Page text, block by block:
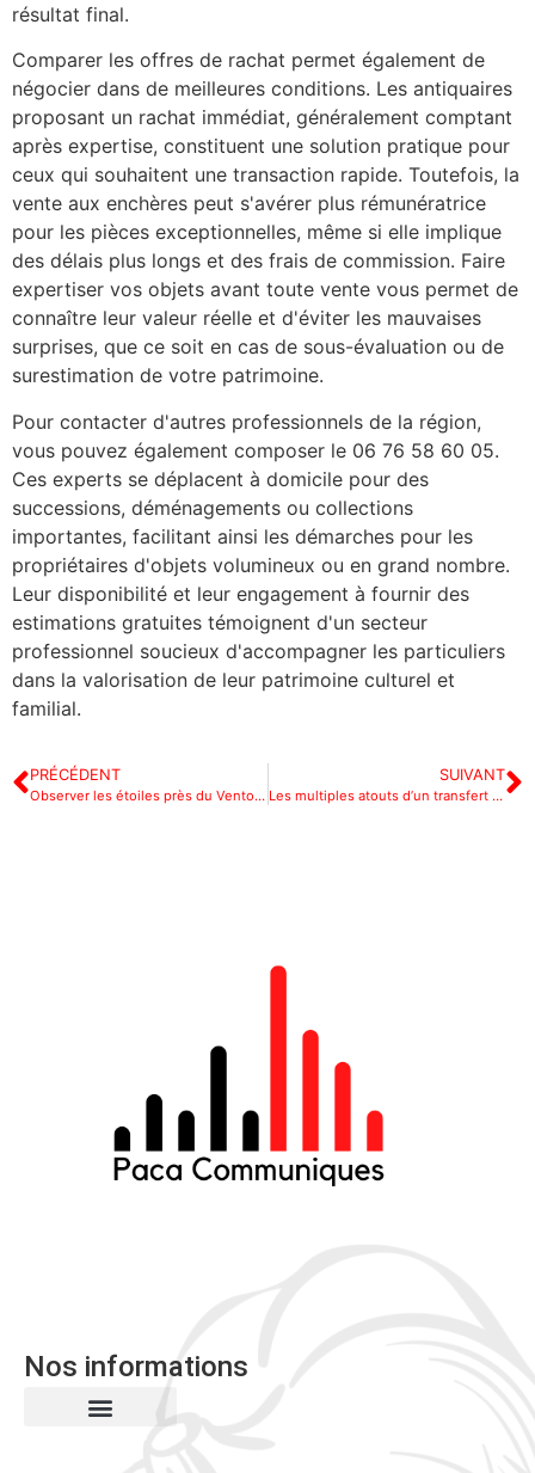
résultat final.
Comparer les offres de rachat permet également de
négocier dans de meilleures conditions. Les antiquaires
proposant un rachat immédiat, généralement comptant
après expertise, constituent une solution pratique pour
ceux qui souhaitent une transaction rapide. Toutefois, la
vente aux enchères peut s'avérer plus rémunératrice
pour les pièces exceptionnelles, même si elle implique
des délais plus longs et des frais de commission. Faire
expertiser vos objets avant toute vente vous permet de
connaître leur valeur réelle et d'éviter les mauvaises
surprises, que ce soit en cas de sous-évaluation ou de
surestimation de votre patrimoine.
Pour contacter d'autres professionnels de la région,
vous pouvez également composer le 06 76 58 60 05.
Ces experts se déplacent à domicile pour des
successions, déménagements ou collections
importantes, facilitant ainsi les démarches pour les
propriétaires d'objets volumineux ou en grand nombre.
Leur disponibilité et leur engagement à fournir des
estimations gratuites témoignent d'un secteur
professionnel soucieux d'accompagner les particuliers
dans la valorisation de leur patrimoine culturel et
familial.
PRÉCÉDENT
Observer les étoiles près du Ventoux : découverte des gorges du Toulourenc sous un ciel nocturne
SUIVANT
Les multiples atouts d’un transfert VTC Cannes
Nos informations